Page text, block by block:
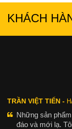
KHÁCH
TRẦN VIỆT TIẾN -
Những sản
đáo và mới lạ.